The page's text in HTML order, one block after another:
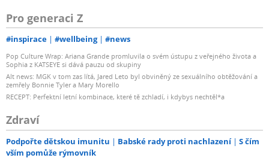
Pro generaci Z
#inspirace #wellbeing #news
Pop Culture Wrap: Ariana Grande promluvila o svém ústupu z veřejného života a
Sophia z KATSEYE si dává pauzu od skupiny
Alt news: MGK v tom zas lítá, Jared Leto byl obviněný ze sexuálního obtěžování a
zemřely Bonnie Tyler a Mary Morello
RECEPT: Perfektní letní kombinace, které tě zchladí, i kdybys nechtěl*a
Zdraví
Podpořte dětskou imunitu Babské rady proti nachlazení
S čím
vším pomůže rýmovník